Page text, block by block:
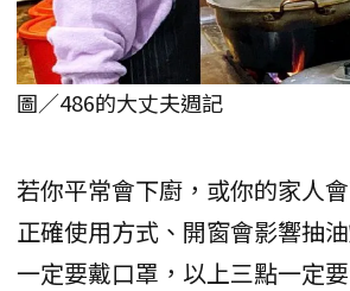
圖／486的大丈夫週記
若你平常會下廚，或你的家人
正確使用方式、開窗會影響抽
一定要戴口罩，以上三點一定